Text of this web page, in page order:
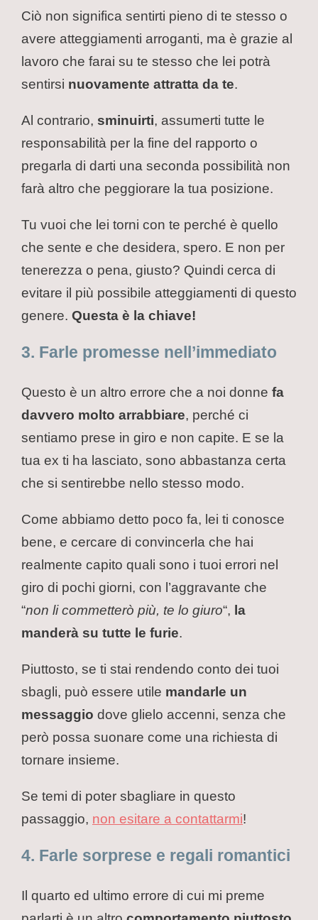
Ciò non significa sentirti pieno di te stesso o
avere atteggiamenti arroganti, ma è grazie al
lavoro che farai su te stesso che lei potrà
sentirsi nuovamente attratta da te.
Al contrario, sminuirti, assumerti tutte le
responsabilità per la fine del rapporto o
pregarla di darti una seconda possibilità non
farà altro che peggiorare la tua posizione.
Tu vuoi che lei torni con te perché è quello
che sente e che desidera, spero. E non per
tenerezza o pena, giusto? Quindi cerca di
evitare il più possibile atteggiamenti di questo
genere. Questa è la chiave!
3. Farle promesse nell’immediato
Questo è un altro errore che a noi donne fa
davvero molto arrabbiare, perché ci
sentiamo prese in giro e non capite. E se la
tua ex ti ha lasciato, sono abbastanza certa
che si sentirebbe nello stesso modo.
Come abbiamo detto poco fa, lei ti conosce
bene, e cercare di convincerla che hai
realmente capito quali sono i tuoi errori nel
giro di pochi giorni, con l’aggravante che
“non li commetterò più, te lo giuro“, la
manderà su tutte le furie.
Piuttosto, se ti stai rendendo conto dei tuoi
sbagli, può essere utile mandarle un
messaggio dove glielo accenni, senza che
però possa suonare come una richiesta di
tornare insieme.
Se temi di poter sbagliare in questo
passaggio, non esitare a contattarmi!
4. Farle sorprese e regali romantici
Il quarto ed ultimo errore di cui mi preme